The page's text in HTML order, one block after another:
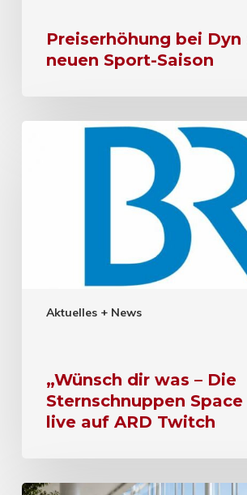
Preiserhöhung bei Dyn
neuen Sport-Saison
Aktuelles + News
„Wünsch dir was – Die
Sternschnuppen
live auf ARD Twitch